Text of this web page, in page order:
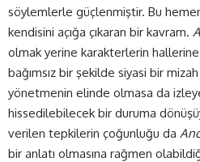
söylemlerle güçlenmiştir. Bu
kendisini açığa çıkaran bir kavram.
olmak yerine karakterlerin
bağımsız bir şekilde siyasi bir
yönetmenin elinde olmasa da
hissedilebilecek bir duruma
verilen tepkilerin çoğunluğu da
bir anlatı olmasına rağmen